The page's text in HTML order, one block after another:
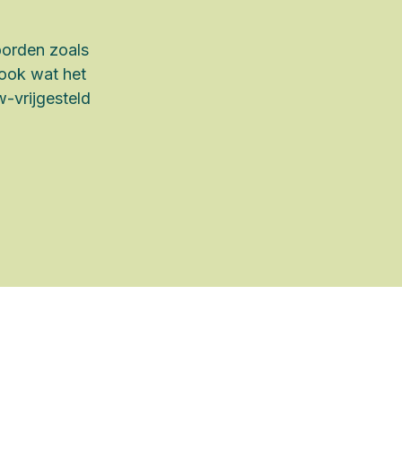
zoals
wat het
vrijgesteld